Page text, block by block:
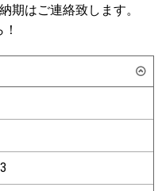
期はご連絡致します。